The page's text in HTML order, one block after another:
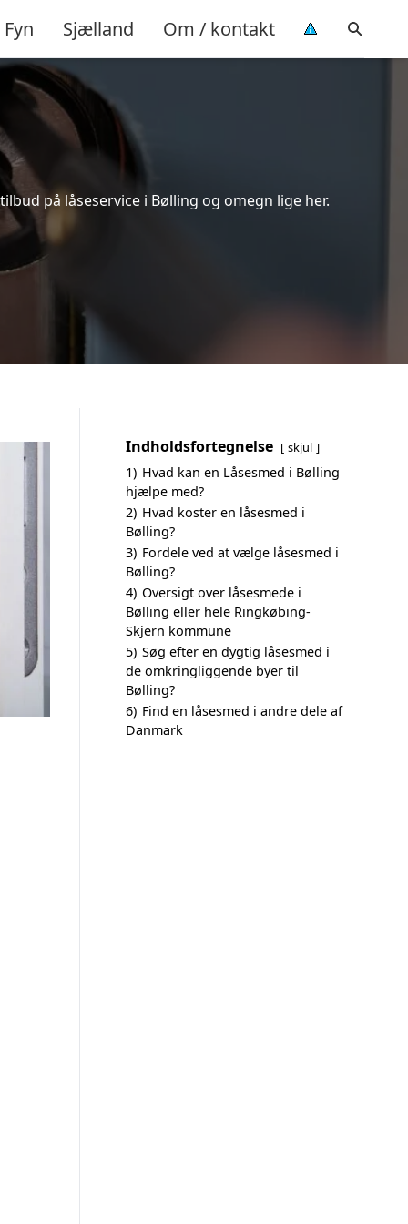
Fyn Sjælland Om / kontakt
på låseservice i Bølling og omegn lige her.
Indholdsfortegnelse skjul
1) Hvad kan en Låsesmed i Bølling
hjælpe med?
2) Hvad koster en låsesmed i
Bølling?
3) Fordele ved at vælge låsesmed i
Bølling?
4) Oversigt over låsesmede i
Bølling eller hele Ringkøbing-
Skjern kommune
5) Søg efter en dygtig låsesmed i
de omkringliggende byer til
Bølling?
6) Find en låsesmed i andre dele af
Danmark